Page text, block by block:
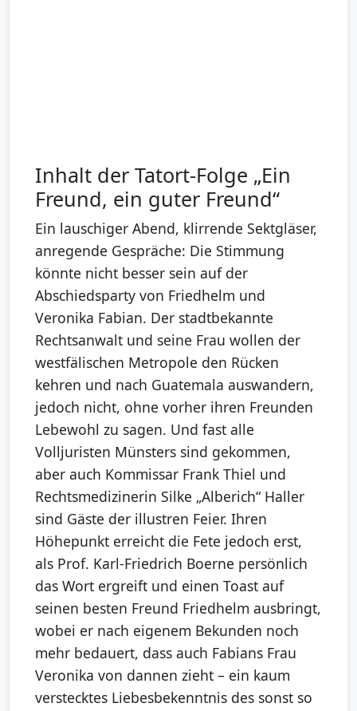
Inhalt der Tatort-Folge „Ein
Freund, ein guter Freund“
Ein lauschiger Abend, klirrende Sektgläser,
anregende Gespräche: Die Stimmung
könnte nicht besser sein auf der
Abschiedsparty von Friedhelm und
Veronika Fabian. Der stadtbekannte
Rechtsanwalt und seine Frau wollen der
westfälischen Metropole den Rücken
kehren und nach Guatemala auswandern,
jedoch nicht, ohne vorher ihren Freunden
Lebewohl zu sagen. Und fast alle
Volljuristen Münsters sind gekommen,
aber auch Kommissar Frank Thiel und
Rechtsmedizinerin Silke „Alberich“ Haller
sind Gäste der illustren Feier. Ihren
Höhepunkt erreicht die Fete jedoch erst,
als Prof. Karl-Friedrich Boerne persönlich
das Wort ergreift und einen Toast auf
seinen besten Freund Friedhelm ausbringt,
wobei er nach eigenem Bekunden noch
mehr bedauert, dass auch Fabians Frau
Veronika von dannen zieht – ein kaum
verstecktes Liebesbekenntnis des sonst so